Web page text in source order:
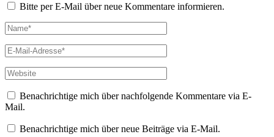
Bitte per E-Mail über neue Kommentare informieren.
Name*
E-
Mail-
Adresse*
Website
Benachrichtige mich über nachfolgende Kommentare via E-
Mail.
Benachrichtige mich über neue Beiträge via E-Mail.